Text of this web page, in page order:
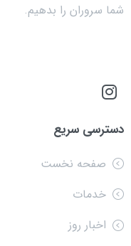
شما سروران را بدهیم.
دسترسی سریع
صفحه نخست
خدمات
اخبار روز